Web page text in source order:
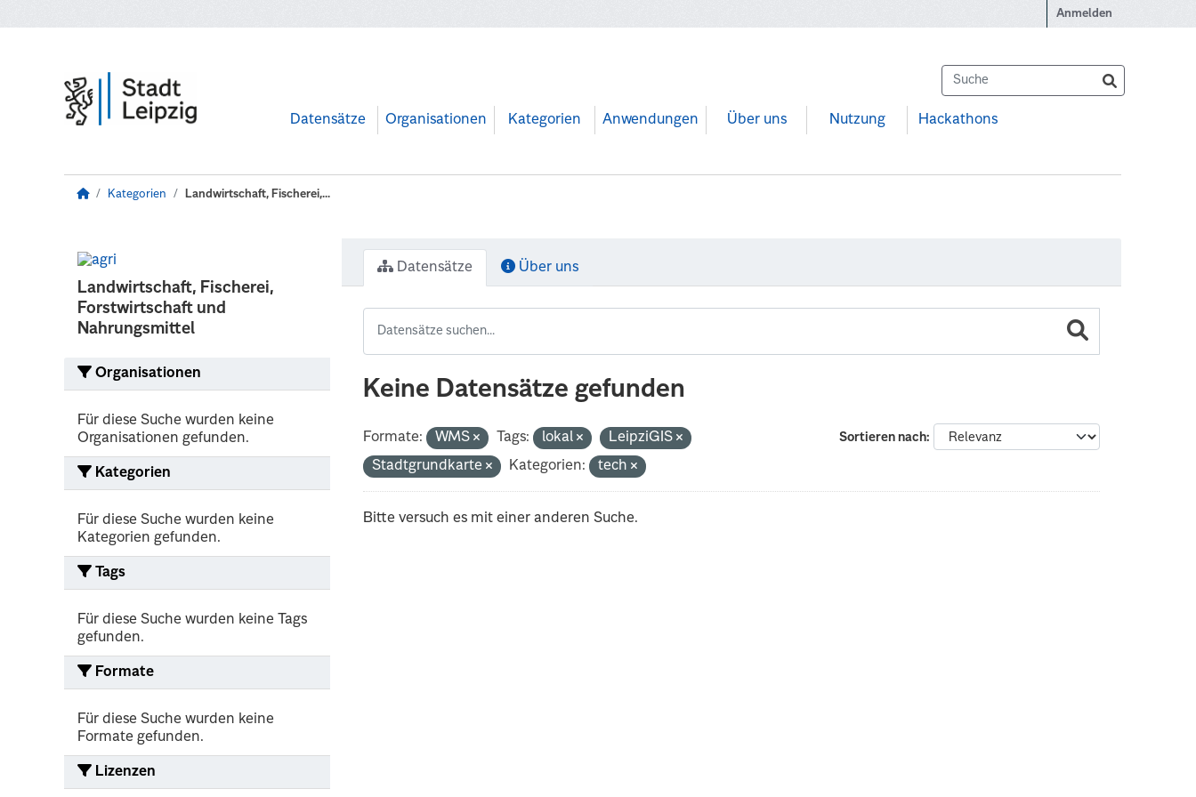
Anmelden
Datensätze Organisationen Kategorien Anwendungen Über uns Nutzung Hackathons
Kategorien Landwirtschaft, Fischerei,...
Landwirtschaft, Fischerei,
Forstwirtschaft und
Nahrungsmittel
Organisationen
Für diese Suche wurden keine
Organisationen gefunden.
Kategorien
Für diese Suche wurden keine
Kategorien gefunden.
Tags
Für diese Suche wurden keine Tags
gefunden.
Formate
Für diese Suche wurden keine
Formate gefunden.
Lizenzen
Datensätze Über uns
Keine Datensätze gefunden
Sortieren nach
Formate: WMS Tags: lokal
LeipziGIS
Stadtgrundkarte
Kategorien: tech
Bitte versuch es mit einer anderen Suche.